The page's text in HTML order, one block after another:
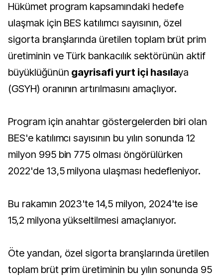
Hükümet program kapsamındaki hedefe
ulaşmak için BES katılımcı sayısının, özel
sigorta branşlarında üretilen toplam brüt prim
üretiminin ve Türk bankacılık sektörünün aktif
büyüklüğünün gayrisafi yurt içi hasılaya
(GSYH) oranının artırılmasını amaçlıyor.
Program için anahtar göstergelerden biri olan
BES'e katılımcı sayısının bu yılın sonunda 12
milyon 995 bin 775 olması öngörülürken
2022'de 13,5 milyona ulaşması hedefleniyor.
Bu rakamın 2023'te 14,5 milyon, 2024'te ise
15,2 milyona yükseltilmesi amaçlanıyor.
Öte yandan, özel sigorta branşlarında üretilen
toplam brüt prim üretiminin bu yılın sonunda 95